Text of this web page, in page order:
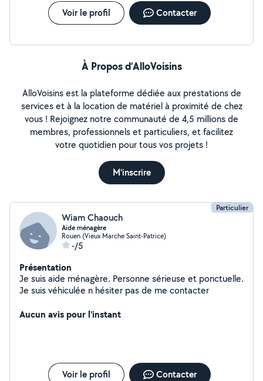
Voir le profil Contacter
À Propos d’AlloVoisins
AlloVoisins est la plateforme dédiée aux prestations de
services et à la location de matériel à proximité de chez
vous ! Rejoignez notre communauté de 4,5 millions de
membres, professionnels et particuliers, et facilitez
votre quotidien pour tous vos projets !
M'inscrire
Particulier
Wiam Chaouch
Aide ménagère
Rouen (Vieux Marche Saint-Patrice)
-/5
Présentation
Je suis aide ménagère. Personne sérieuse et ponctuelle.
Je suis véhiculée n hésiter pas de me contacter
Aucun avis pour l'instant
Voir le profil Contacter